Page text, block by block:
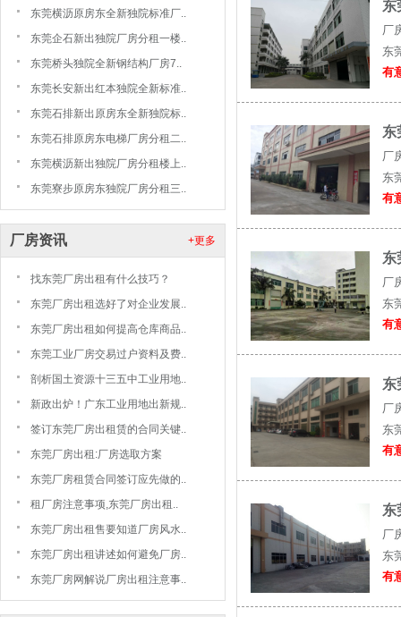
东莞横沥原房东全新独院标准厂..
东莞企石新出独院厂房分租一楼..
东莞桥头独院全新钢结构厂房7..
东莞长安新出红本独院全新标准..
东莞石排新出原房东全新独院标..
东莞石排原房东电梯厂房分租二..
东莞横沥新出独院厂房分租楼上..
东莞寮步原房东独院厂房分租三..
+更多
厂房资讯
找东莞厂房出租有什么技巧？
东莞厂房出租选好了对企业发展..
东莞厂房出租如何提高仓库商品..
东莞工业厂房交易过户资料及费..
剖析国土资源十三五中工业用地..
新政出炉！广东工业用地出新规..
签订东莞厂房出租赁的合同关键..
东莞厂房出租:厂房选取方案
东莞厂房租赁合同签订应先做的..
租厂房注意事项,东莞厂房出租..
东莞厂房出租售要知道厂房风水..
东莞厂房出租讲述如何避免厂房..
东莞厂房网解说厂房出租注意事..
东
厂
东
有
东
厂
东
有
东
厂
东
有
东
厂
东
有
东
厂
东
有